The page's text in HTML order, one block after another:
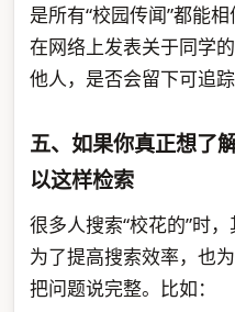
是所有“校园传闻”都能
在网络上发表关于同学
他人，是否会留下可追踪
五、如果你真正想了
以这样检索
很多人搜索“校花的”时
为了提高搜索效率，也
把问题说完整。比如：